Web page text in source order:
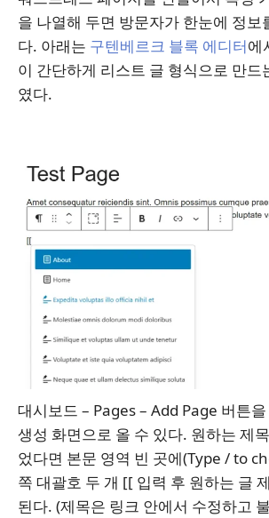
을 나열해 두면 방문자가 한눈에 정보
다. 아래는 구텐베르크 블록 에디터에
이 간단하게 리스트 글 형식으로 만드
였다.
대시보드 – Pages – Add Page 버튼
생성 화면으로 올 수 있다. 원하는 제
었다면 본문 영역 빈 곳에(Type / to
쪽 대괄호 두 개 [[ 입력 후 원하는 글
된다. (제목은 링크 안에서 수정하고